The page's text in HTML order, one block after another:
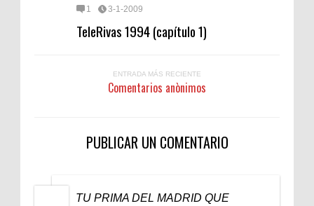
1 3-1-2009
TeleRivas 1994 (capítulo 1)
ENTRADA MÁS RECIENTE
Comentarios anònimos
PUBLICAR UN COMENTARIO
TU PRIMA DEL MADRID QUE